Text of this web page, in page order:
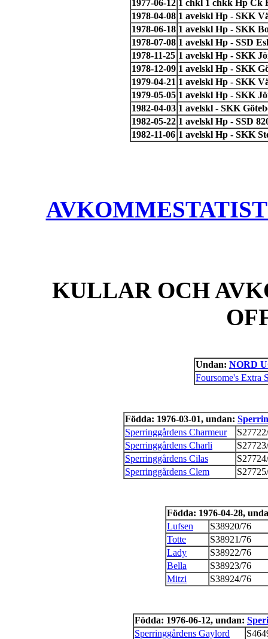
1977-06-12 1 chkl 1 chkk Hp Ck
1978-04-08 1 avelskl Hp - SKK
1978-06-18 1 avelskl Hp - SKK
1978-07-08 1 avelskl Hp - SSD
1978-11-25 1 avelskl Hp - SKK
1978-12-09 1 avelskl Hp - SKK
1979-04-21 1 avelskl Hp - SKK
1979-05-05 1 avelskl Hp - SKK
1982-04-03 1 avelskl - SKK
1982-05-22 1 avelskl Hp - SSD
1982-11-06 1 avelskl Hp - SKK
KULLAR OCH
Undan: NORD
Foursome's Extra
Födda: 1976-03-01, undan:
Sperringgårdens Charmeur
Sperringgårdens Charli
Sperringgårdens Cilas
Sperringgårdens Clem
Födda: 1976-04-28,
Lufsen
S38920/76
Totte
S38921/76
Lady
S38922/76
Bella
S38923/76
Mitzi
S38924/76
Födda: 1976-06-12, undan:
Sperringgårdens Gaylord